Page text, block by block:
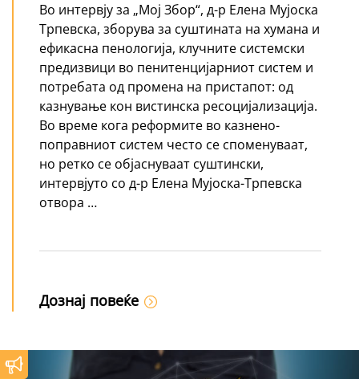
Во интервју за „Мој Збор“, д-р Елена Мујоска
Трпевска, зборува за суштината на хумана и
ефикасна пенологија, клучните системски
предизвици во пенитенцијарниот систем и
потребата од промена на пристапот: од
казнување кон вистинска ресоцијализација.
Во време кога реформите во казнено-
поправниот систем често се споменуваат,
но ретко се објаснуваат суштински,
интервјуто со д-р Елена Мујоска-Трпевска
отвора …
Дознај повеќе